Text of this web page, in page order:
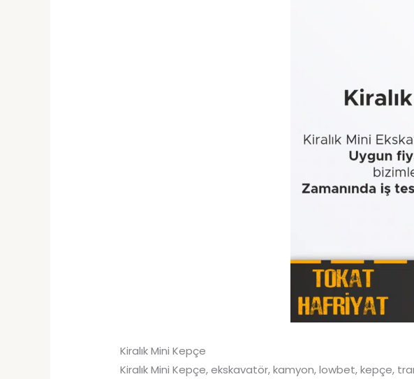
Kiralık Mini Kepçe
Kiralık Mini Kepçe, ekskavatör, kamyon, lowbet, kepçe,